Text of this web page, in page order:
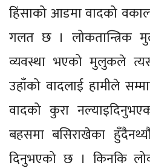
हिंसाको आडमा वादको
गलत छ । लोकतान्त्रिक
व्यवस्था भएको मुलुकले
उहाँको वादलाई हामीले
वादको कुरा
बहसमा बसिराखेका
दिनुभएको छ । किनकि